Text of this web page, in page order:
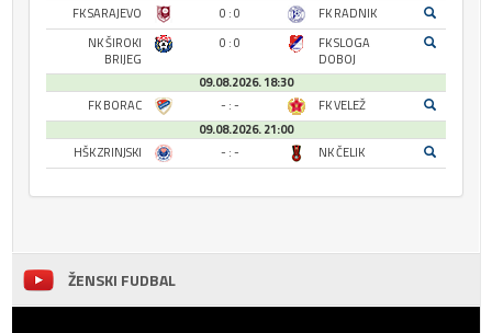
FK SARAJEVO
0 : 0
FK RADNIK
NK ŠIROKI
BRIJEG
0 : 0
FK SLOGA
DOBOJ
09.08.2026. 18:30
FK BORAC
- : -
FK VELEŽ
09.08.2026. 21:00
HŠK ZRINJSKI
- : - NK ČELIK
ŽENSKI FUDBAL